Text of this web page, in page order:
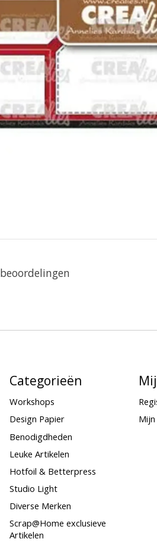
beoordelingen
Categorieën
Workshops
Design Papier
Benodigdheden
Leuke Artikelen
Hotfoil & Betterpress
Studio Light
Diverse Merken
Scrap@Home exclusieve
Artikelen